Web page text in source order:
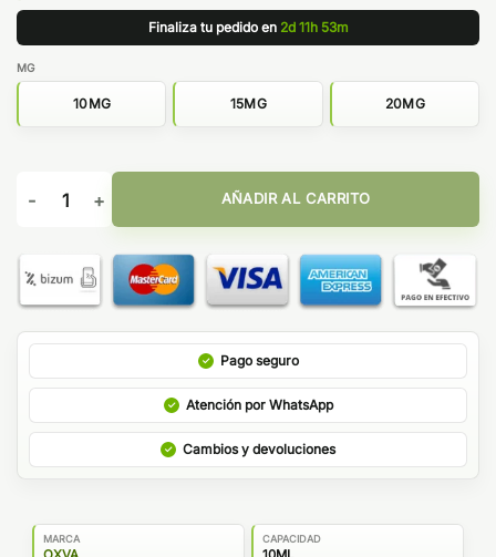
Finaliza tu pedido en 2d 11h 53m
MG
10MG 15MG 20MG
Oxva Ox Passion Salts Pink Lemon Bubbly 10ml cantidad
AÑADIR AL CARRITO
Pago seguro
Atención por WhatsApp
Cambios y devoluciones
MARCA CAPACIDAD